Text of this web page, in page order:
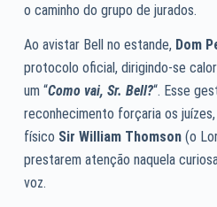
o caminho do grupo de jurados.
Ao avistar Bell no estande, Dom
protocolo oficial, dirigindo-se
um “Como vai, Sr. Bell?“. Esse
reconhecimento forçaria os
físico Sir William Thomson(o
prestarem atenção naquela
voz.